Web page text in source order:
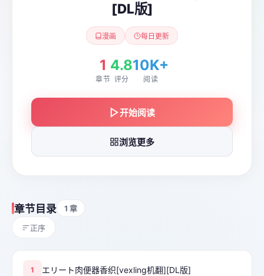
[DL版]
漫画 每日更新
1
章节
4.8
评分
10K+
阅读
开始阅读
浏览更多
章节目录 1 章
正序
1 エリート肉便器香织[vexling机翻][DL版]